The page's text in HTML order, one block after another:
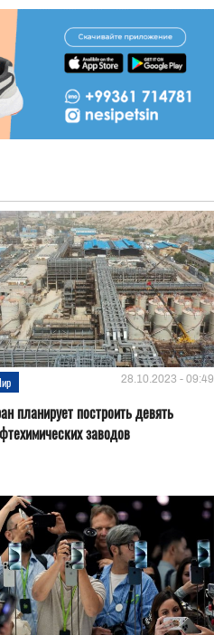
28.10.2023 - 09:49
планирует построить девять
заводов